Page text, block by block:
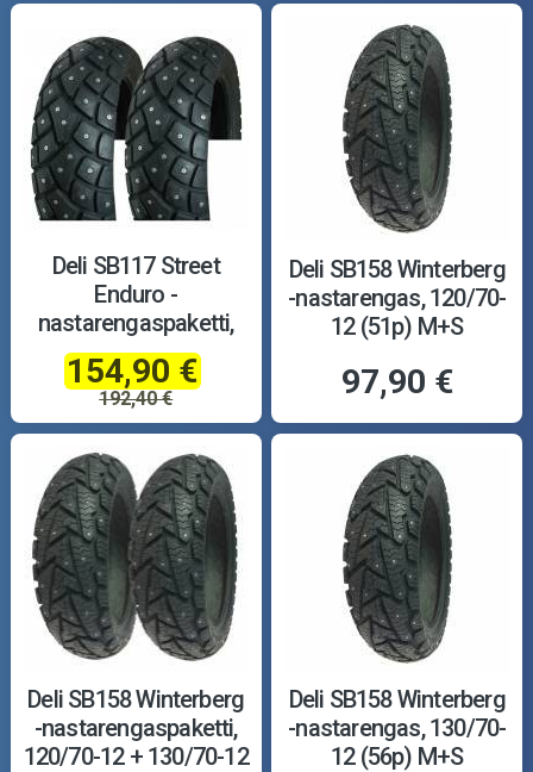
Deli SB117 Street
Enduro -
nastarengaspaketti,
120/70-12 + 120/70-12
154,90 €
192,40 €
Deli SB158 Winterberg
-nastarengas, 120/70-
12 (51p) M+S
97,90 €
Deli SB158 Winterberg
-nastarengaspaketti,
120/70-12 + 130/70-12
Deli SB158 Winterberg
-nastarengas, 130/70-
12 (56p) M+S